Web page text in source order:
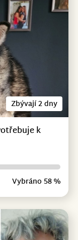
Zbývají 2 dny
k
Vybráno 58 %